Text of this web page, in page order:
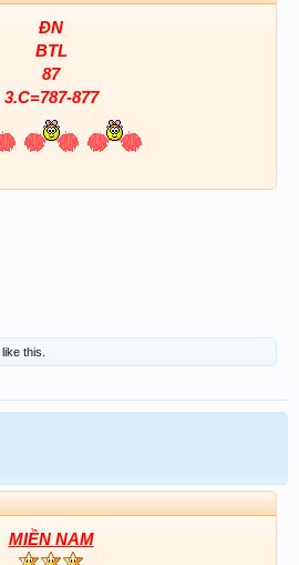
ĐN
BTL
87
3.C=787-877
like this.
MIỀN NAM